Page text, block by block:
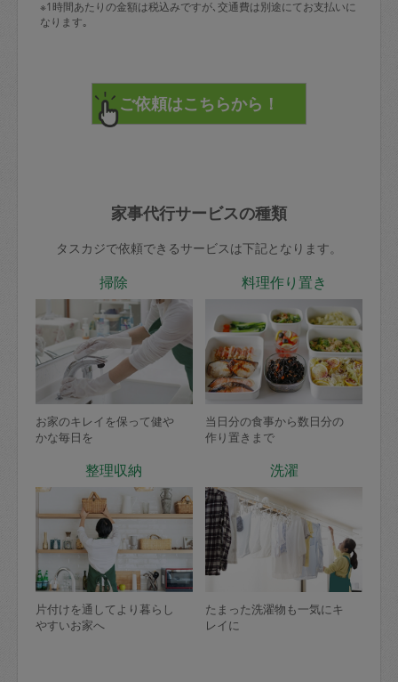
※1時間あたりの金額は税込みですが､交通費は別途にてお支払いに
なります｡
家事代行サービスの種類
タスカジで依頼できるサービスは下記となります。
掃除
お家のキレイを保って健や
かな毎日を
料理作り置き
当日分の食事から数日分の
作り置きまで
整理収納
片付けを通してより暮らし
やすいお家へ
洗濯
たまった洗濯物も一気にキ
レイに